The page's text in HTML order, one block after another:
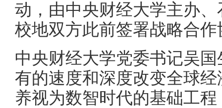
动，由中央财经大学主办
校地双方此前签署战略合
中央财经大学党委书记吴
有的速度和深度改变全球
养视为数智时代的基础工